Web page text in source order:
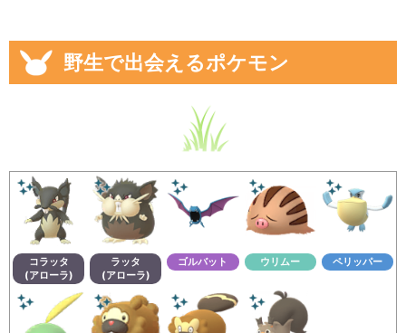
野生で出会えるポケモン
コラッタ
(アローラ)
ラッタ
(アローラ)
ゴルバット ウリムー ペリッパー